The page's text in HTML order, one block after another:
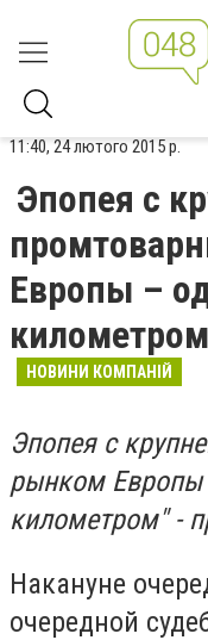
11:40, 24 лютого 2015 р.
Эпопея с
Европы –
НОВИНИ КОМПАНІЙ
Эпопея с
рынком Европы
километром" -
Накануне
очередной